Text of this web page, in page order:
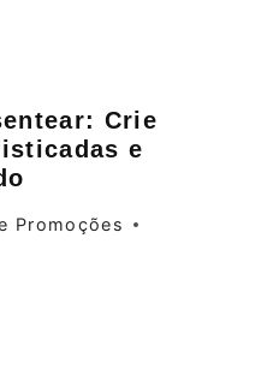
Crie
e
Promoções